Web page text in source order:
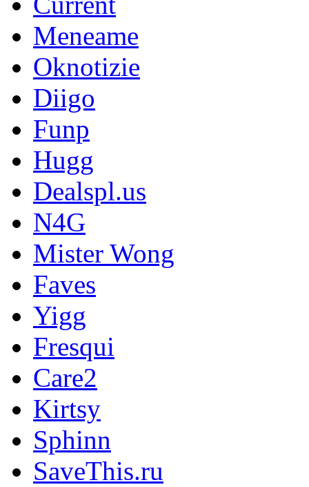
Meneame
Oknotizie
Diigo
Funp
Hugg
Dealspl.us
N4G
Mister Wong
Faves
Yigg
Fresqui
Care2
Kirtsy
Sphinn
SaveThis.ru